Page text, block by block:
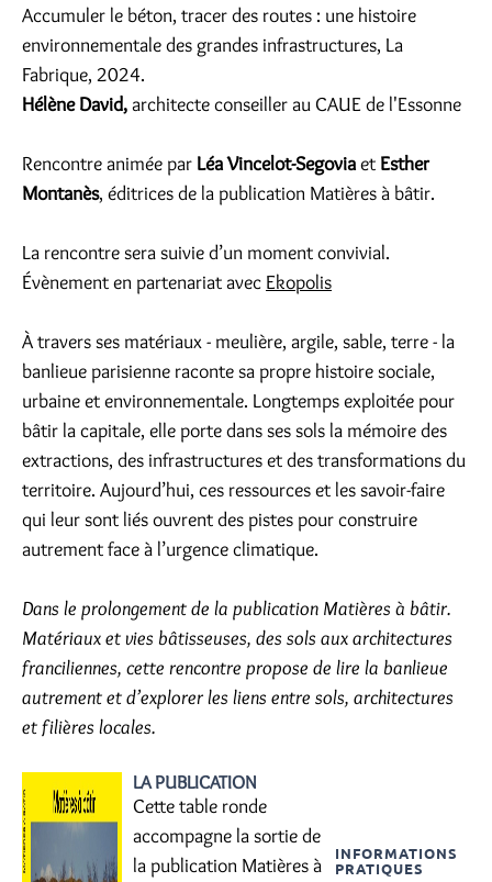
Accumuler le béton, tracer des routes : une histoire
environnementale des grandes infrastructures, La
Fabrique, 2024.
Hélène David,architecte conseiller au CAUE de l'Essonne
Rencontre animée par Léa Vincelot-Segoviaet Esther
Montanès, éditrices de la publication Matières à bâtir.
La rencontre sera suivie d’un moment convivial.
Évènement en partenariat avec Ekopolis
À travers ses matériaux - meulière, argile, sable, terre - la
banlieue parisienne raconte sa propre histoire sociale,
urbaine et environnementale. Longtemps exploitée pour
bâtir la capitale, elle porte dans ses sols la mémoire des
extractions, des infrastructures et des transformations du
territoire. Aujourd’hui, ces ressources et les savoir-faire
qui leur sont liés ouvrent des pistes pour construire
autrement face à l’urgence climatique.
Dans le prolongement de la publication Matières à bâtir.
Matériaux et vies bâtisseuses, des sols aux architectures
franciliennes, cette rencontre propose de lire la banlieue
autrement et d’explorer les liens entre sols, architectures
et filières locales.
LA PUBLICATION
Cette table ronde
accompagne la sortie de
la publication Matières à
INFORMATIONS
PRATIQUES